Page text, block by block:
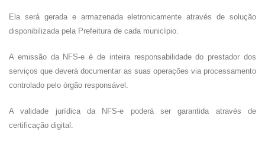
Ela será gerada e armazenada eletronicamente através de solução
disponibilizada pela Prefeitura de cada município.
A emissão da NFS-e é de inteira responsabilidade do prestador dos
serviços que deverá documentar as suas operações via processamento
controlado pelo órgão responsável.
A validade jurídica da NFS-e poderá ser garantida através de
certificação digital.